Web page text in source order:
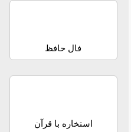
فال حافظ
استخاره با قرآن